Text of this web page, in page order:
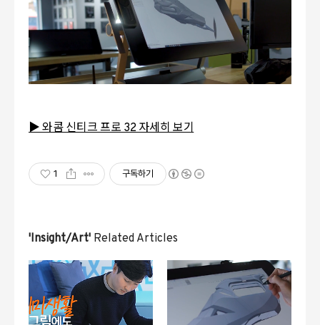
▶ 와콤 신티크 프로 32 자세히 보기
1 구독하기
'Insight/Art' Related Articles